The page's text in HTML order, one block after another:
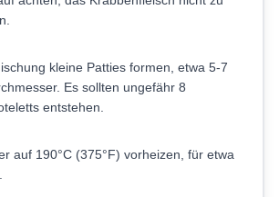
kleine Patties formen, etwa 5-7
Es sollten ungefähr 8
entstehen.
auf 190°C (375°F) vorheizen, für etwa